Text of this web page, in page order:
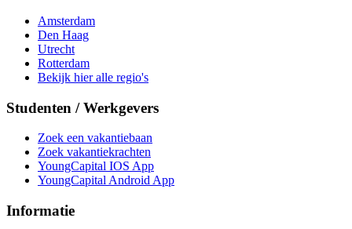
Amsterdam
Den Haag
Utrecht
Rotterdam
Bekijk hier alle regio's
Studenten / Werkgevers
Zoek een vakantiebaan
Zoek vakantiekrachten
YoungCapital IOS App
YoungCapital Android App
Informatie